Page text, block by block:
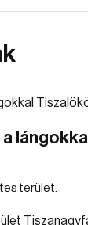
lángokkal
terület.